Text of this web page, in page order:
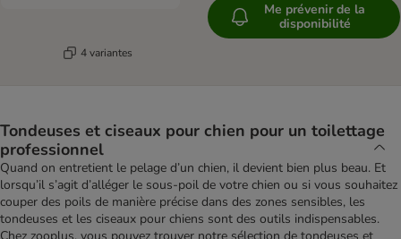
4 variantes
Me prévenir de la
disponibilité
Tondeuses et ciseaux pour chien pour un toilettage
professionnel
Quand on entretient le pelage d’un chien, il devient bien plus beau. Et
lorsqu’il s’agit d’alléger le sous-poil de votre chien ou si vous souhaitez
couper des poils de manière précise dans des zones sensibles, les
tondeuses et les ciseaux pour chiens sont des outils indispensables.